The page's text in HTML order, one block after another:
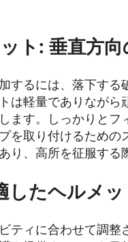
ト: 垂直方
するには、落下す
は軽量でありなが
ます。しっかりと
を取り付けるための
り、高所を征服する
したヘルメ
ティに合わせて調